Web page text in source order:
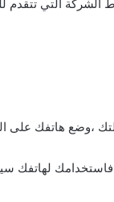
الشركة التي تتقدم
،وضع هاتفك على